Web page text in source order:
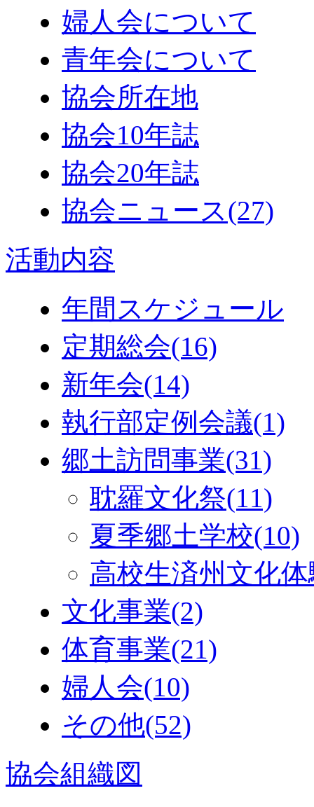
婦人会について
青年会について
協会所在地
協会10年誌
協会20年誌
協会ニュース(27)
活動内容
年間スケジュール
定期総会(16)
新年会(14)
執行部定例会議(1)
郷土訪問事業(31)
耽羅文化祭(11)
夏季郷土学校(10)
高校生済州文化
文化事業(2)
体育事業(21)
婦人会(10)
その他(52)
協会組織図